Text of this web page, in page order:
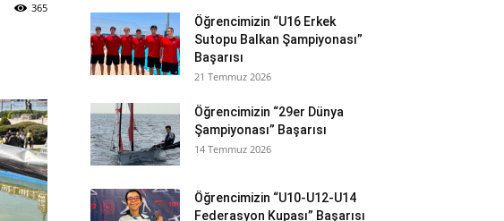
365
Öğrencimizin “U16 Erkek
Sutopu Balkan Şampiyonası”
Başarısı
21 Temmuz 2026
Öğrencimizin “29er Dünya
Şampiyonası” Başarısı
14 Temmuz 2026
Öğrencimizin “U10-U12-U14
Federasyon Kupası” Başarısı